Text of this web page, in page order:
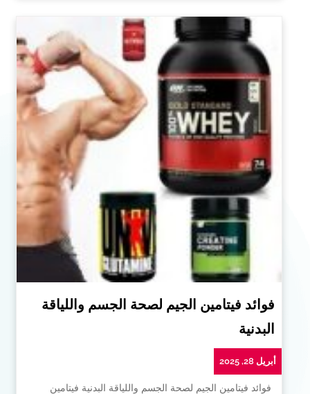
فوائد فيتامين الجيم لصحة الجسم واللياقة
البدنية
أبريل 28, 2025
فوائد فيتامين الجيم لصحة الجسم واللياقة البدنية فيتامين